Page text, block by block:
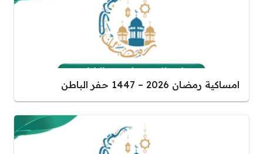
امساكية رمضان 2026 – 1447 حفر الباطن